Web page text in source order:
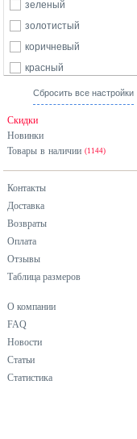
зеленый
золотистый
коричневый
красный
оранжевый
синий
фиолетовый
хаки
Сбросить все настройки
Скидки
Новинки
Товары в наличии (1144)
Контакты
Доставка
Возвраты
Оплата
Отзывы
Таблица размеров
О компании
FAQ
Новости
Статьи
Статистика